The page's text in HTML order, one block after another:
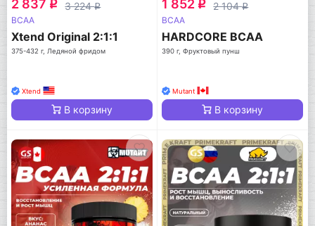
2 837 q 3 224q
BCAA
Xtend Original 2:1:1
375-432 г, Ледяной фридом
Xtend
В корзину
1 852 q 2 104q
BCAA
HARDCORE BCAA
390 г, Фруктовый пунш
Mutant
В корзину